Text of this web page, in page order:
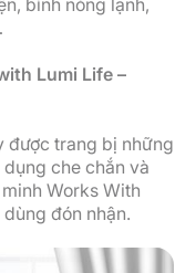
Lumi Life –
được trang bị những
che chắn và
Works With
đón nhận.